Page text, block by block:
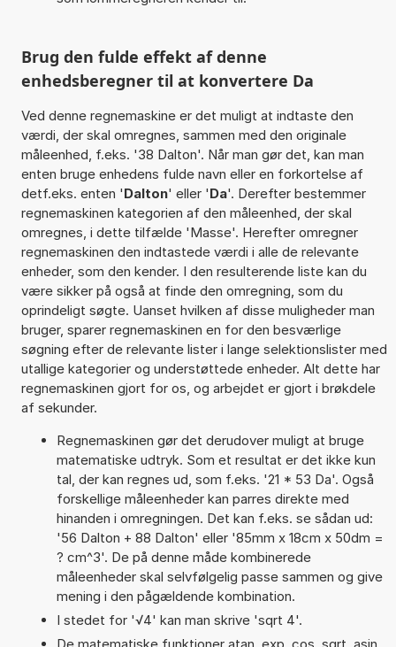
Brug den fulde effekt af denne
enhedsberegner til at konvertere Da
Ved denne regnemaskine er det muligt at indtaste den
værdi, der skal omregnes, sammen med den originale
måleenhed, f.eks. '38 Dalton'. Når man gør det, kan man
enten bruge enhedens fulde navn eller en forkortelse af
detf.eks. enten 'Dalton' eller 'Da'. Derefter bestemmer
regnemaskinen kategorien af den måleenhed, der skal
omregnes, i dette tilfælde 'Masse'. Herefter omregner
regnemaskinen den indtastede værdi i alle de relevante
enheder, som den kender. I den resulterende liste kan du
være sikker på også at finde den omregning, som du
oprindeligt søgte. Uanset hvilken af disse muligheder man
bruger, sparer regnemaskinen en for den besværlige
søgning efter de relevante lister i lange selektionslister med
utallige kategorier og understøttede enheder. Alt dette har
regnemaskinen gjort for os, og arbejdet er gjort i brøkdele
af sekunder.
Regnemaskinen gør det derudover muligt at bruge
matematiske udtryk. Som et resultat er det ikke kun
tal, der kan regnes ud, som f.eks. '21 * 53 Da'. Også
forskellige måleenheder kan parres direkte med
hinanden i omregningen. Det kan f.eks. se sådan ud:
'56 Dalton + 88 Dalton' eller '85mm x 18cm x 50dm =
? cm^3'. De på denne måde kombinerede
måleenheder skal selvfølgelig passe sammen og give
mening i den pågældende kombination.
I stedet for '√4' kan man skrive 'sqrt 4'.
De matematiske funktioner atan, exp, cos, sqrt, asin,